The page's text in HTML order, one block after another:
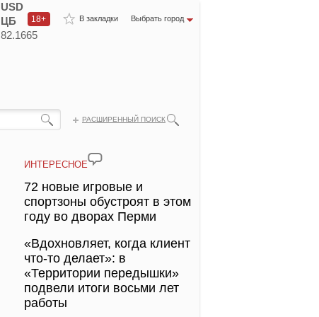
В закладки Выбрать город
18+
USD
ЦБ
82.1665
РАСШИРЕННЫЙ ПОИСК
ИНТЕРЕСНОЕ
72 новые игровые и
спортзоны обустроят в этом
году во дворах Перми
«Вдохновляет, когда клиент
что-то делает»: в
«Территории передышки»
подвели итоги восьми лет
работы